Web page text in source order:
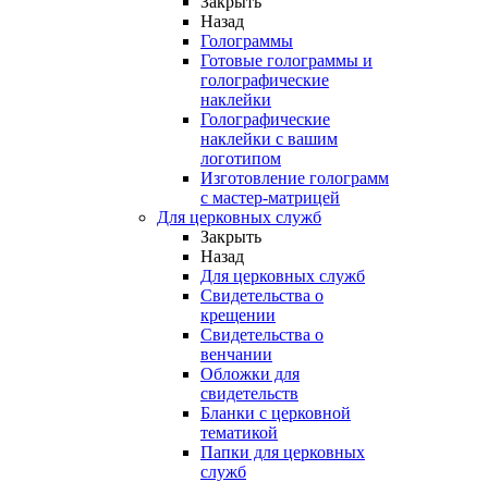
Назад
Голограммы
Готовые голограммы и
голографические
наклейки
Голографические
наклейки с вашим
логотипом
Изготовление голограмм
с мастер-матрицей
Для церковных служб
Закрыть
Назад
Для церковных служб
Свидетельства о
крещении
Свидетельства о
венчании
Обложки для
свидетельств
Бланки с церковной
тематикой
Папки для церковных
служб